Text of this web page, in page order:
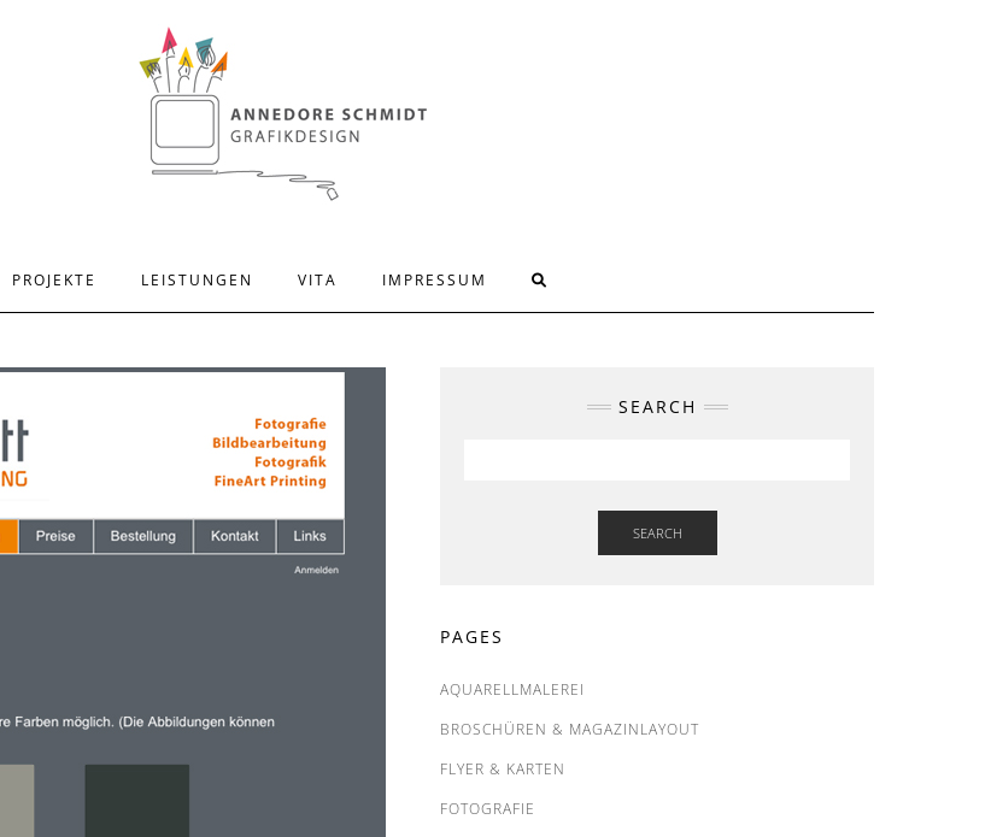
PROJEKTE LEISTUNGEN VITA IMPRESSUM
SEARCH
SEARCH
PAGES
AQUARELLMALEREI
BROSCHÜREN & MAGAZINLAYOUT
FLYER & KARTEN
FOTOGRAFIE